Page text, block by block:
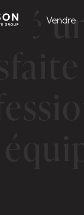
Vendre
été